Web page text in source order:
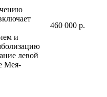
и
левой
Мея-
460 000 р.